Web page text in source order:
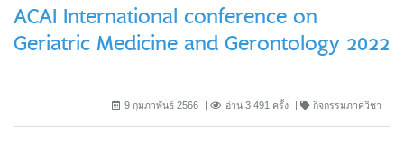
ACAI International conference on
Geriatric Medicine and Gerontology 2022
9 กุมภาพันธ์ 2566 อ่าน 3,491 ครั้ง กิจกรรมภาควิชา